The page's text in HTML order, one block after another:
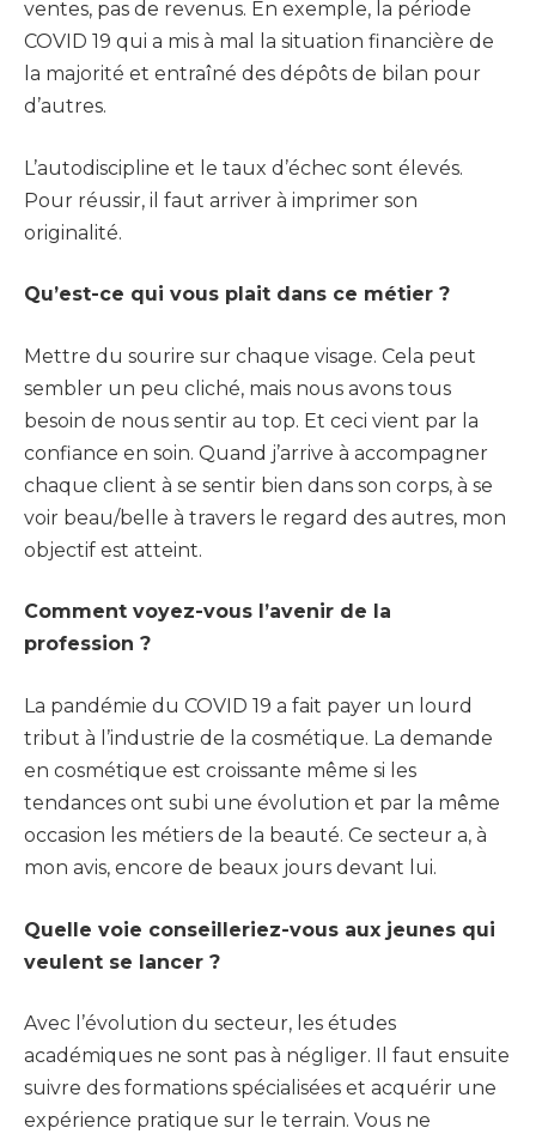
ventes, pas de revenus. En exemple, la période
COVID 19 qui a mis à mal la situation financière de
la majorité et entraîné des dépôts de bilan pour
d’autres.
L’autodiscipline et le taux d’échec sont élevés.
Pour réussir, il faut arriver à imprimer son
originalité.
Qu’est-ce qui vous plait dans ce métier ?
Mettre du sourire sur chaque visage. Cela peut
sembler un peu cliché, mais nous avons tous
besoin de nous sentir au top. Et ceci vient par la
confiance en soin. Quand j’arrive à accompagner
chaque client à se sentir bien dans son corps, à se
voir beau/belle à travers le regard des autres, mon
objectif est atteint.
Comment voyez-vous l’avenir de la
profession ?
La pandémie du COVID 19 a fait payer un lourd
tribut à l’industrie de la cosmétique. La demande
en cosmétique est croissante même si les
tendances ont subi une évolution et par la même
occasion les métiers de la beauté. Ce secteur a, à
mon avis, encore de beaux jours devant lui.
Quelle voie conseilleriez-vous aux jeunes qui
veulent se lancer ?
Avec l’évolution du secteur, les études
académiques ne sont pas à négliger. Il faut ensuite
suivre des formations spécialisées et acquérir une
expérience pratique sur le terrain. Vous ne